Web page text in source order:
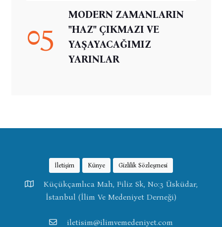
05
MODERN ZAMANLARIN
"HAZ" ÇIKMAZI VE
YAŞAYACAĞIMIZ
YARINLAR
İletişim Künye Gizlilik Sözleşmesi
Küçükçamlıca Mah, Filiz Sk, No:3 Üsküdar,
İstanbul (İlim Ve Medeniyet Derneği)
iletisim@ilimvemedeniyet.com